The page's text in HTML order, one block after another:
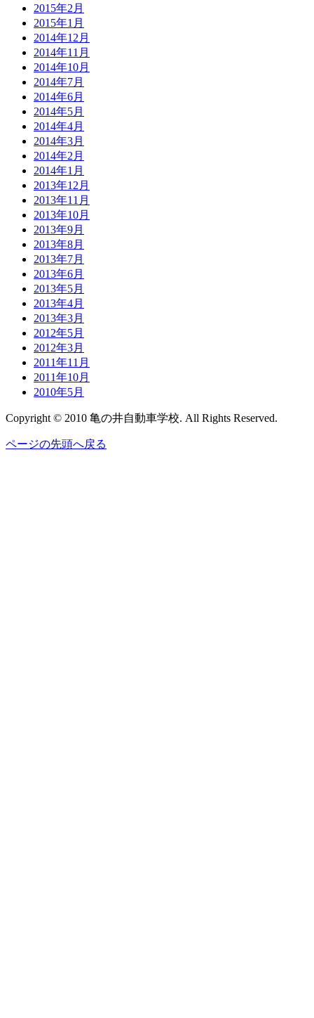
2015年2月
2015年1月
2014年12月
2014年11月
2014年10月
2014年7月
2014年6月
2014年5月
2014年4月
2014年3月
2014年2月
2014年1月
2013年12月
2013年11月
2013年10月
2013年9月
2013年8月
2013年7月
2013年6月
2013年5月
2013年4月
2013年3月
2012年5月
2012年3月
2011年11月
2011年10月
2010年5月
Copyright © 2010 亀の井自動車学校. All Rights Reserved.
ページの先頭へ戻る